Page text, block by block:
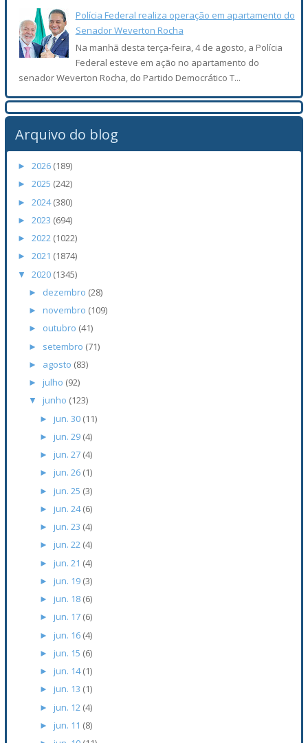
Polícia Federal realiza operação em apartamento do
Senador Weverton Rocha
Na manhã desta terça-feira, 4 de agosto, a Polícia
Federal esteve em ação no apartamento do
senador Weverton Rocha, do Partido Democrático T...
Arquivo do blog
►2026 (189)
►2025 (242)
►2024(380)
►2023 (694)
►2022 (1022)
►2021 (1874)
▼2020 (1345)
► dezembro (28)
► novembro (109)
► outubro (41)
► setembro (71)
► agosto (83)
► julho (92)
▼ junho (123)
► jun. 30 (11)
► jun. 29 (4)
► jun. 27 (4)
► jun. 26 (1)
► jun. 25 (3)
► jun. 24(6)
► jun. 23 (4)
► jun. 22 (4)
► jun. 21 (4)
► jun. 19 (3)
► jun. 18 (6)
► jun. 17 (6)
► jun. 16 (4)
► jun. 15 (6)
► jun. 14(1)
► jun. 13 (1)
► jun. 12 (4)
► jun. 11 (8)